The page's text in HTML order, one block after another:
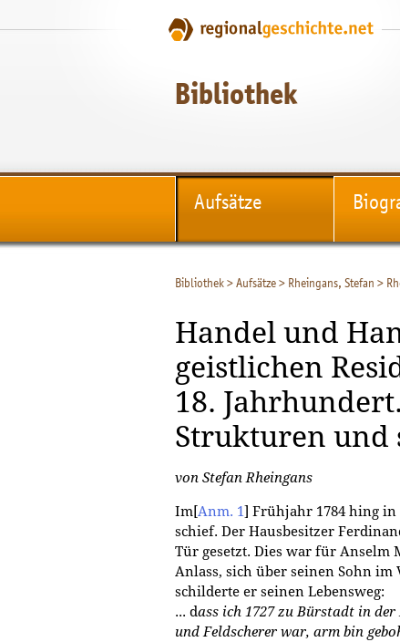
Bibliothek
Aufsätze
Bibliothek>Aufsätze> Rheingans, Stefan >
Handel und
geistlichen
18.
Strukturen und
von Stefan Rheingans
Im[Anm. 1] Frühjahr 1784 hing in
schief. Der Hausbesitzer
Tür gesetzt. Dies war für Anselm
Anlass, sich über seinen Sohn
schilderte er seinen Lebensweg:
... dass ich 1727 zu Bürstadt in
und Feldscherer war, arm bin